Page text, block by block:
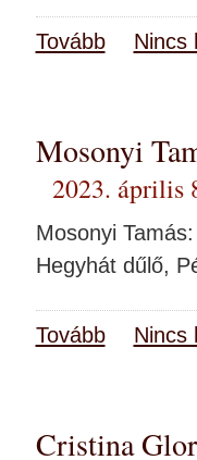
Tovább Nincs
Mosonyi
2023. április
Mosonyi
Hegyhát dűlő,
Tovább Nincs
Cristina